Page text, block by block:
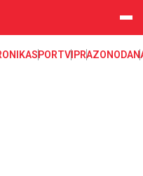
SPORTVIPRAZONODA